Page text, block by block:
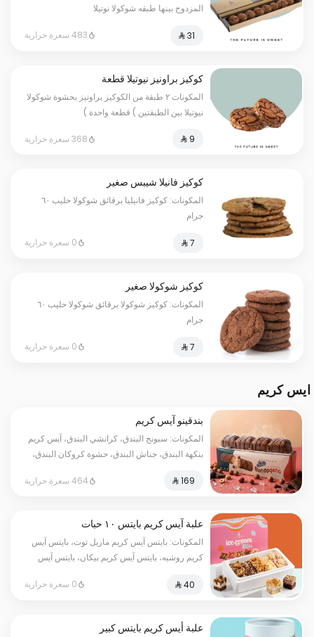
المزدوج بينها طبقه شوكولا نوتيلا
483 سعرة حرارية
كوكيز براونيز نيوتيلا قطعة
المكونات ٢ طبقة من الكوكيز براونيز بحشوة شوكولا
نيوتيلا بين الطبقتين ) قطعة واحدة )
368 سعرة حرارية
كوكيز فانيلا شيبس صغير
المكونات: كوكيز فانيليا برقائق شوكولا حليب ٦٠
جرام
0 سعرة حرارية
كوكيز شوكولا صغير
المكونات: كوكيز شوكولا برقائق شوكولا حليب ٦٠
جرام
0 سعرة حرارية
ايس كريم
بندقينو آيس كريم
المكونات: سبونج البندق، كرانشي البندق، آيس كريم
بنكهة البندق، جناش البندق، حشوة كروكان البندق،
464 سعرة حرارية
علبة آيس كريم بايتس ١٠ حبات
المكونات: بايتس آيس كريم ماربل توت، بايتس آيس
كريم روشيه، بايتس آيس كريم بيكان، بايتس آيس
0 سعرة حرارية
علبة أيس كريم بايتس كبير